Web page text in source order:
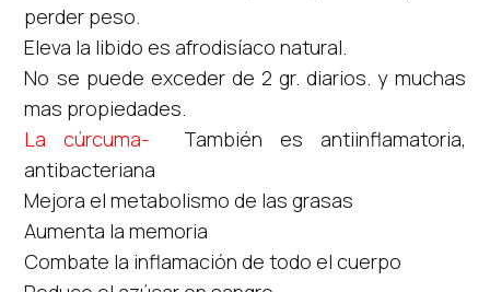
perder peso.
Eleva la libido es afrodisíaco natural.
No se puede exceder de 2 gr. diarios. y muchas
mas propiedades.
La cúrcuma-
También es antiinflamatoria,
antibacteriana
Mejora el metabolismo de las grasas
Aumenta la memoria
Combate la inflamación de todo el cuerpo